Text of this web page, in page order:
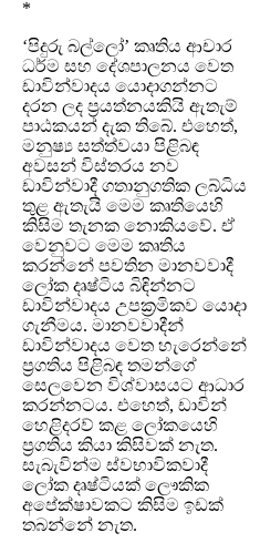
*
‘පිදුරු බල්ලෝ’ කෘතිය ආචාර
ධර්ම සහ දේශපාලනය වෙත
ඩාවින්වාදය යොදාගන්නට
දරන ලද ප්‍රයත්නයකියි ඇතැම්
පාඨකයන් දැක තිබේ. එහෙත්,
මනුෂ්‍ය සත්ත්වයා පිළිබඳ
අවසන් විස්තරය නව
ඩාවින්වාදී ගතානුගතික ලබ්ධිය
තුළ ඇතැයි මෙම කෘතියෙහි
කිසිම තැනක නොකියවේ. ඒ
වෙනුවට මෙම කෘතිය
කරන්නේ පවතින මානවවාදී
ලෝක දෘෂ්ටිය බිඳින්නට
ඩාවින්වාදය උපක්‍රමිකව යොදා
ගැනීමය. මානවවාදීන්
ඩාවින්වාදය වෙත හැරෙන්නේ
ප්‍රගතිය පිළිබඳ තමන්ගේ
සෙලවෙන විශ්වාසයට ආධාර
කරන්නටය. එහෙත්, ඩාවින්
හෙළිදරව් කළ ලෝකයෙහි
ප්‍රගතිය කියා කිසිවක් නැත.
සැබැවින්ම ස්වභාවිකවාදී
ලෝක දෘෂ්ටියක් ලෞකික
අපේක්ෂාවකට කිසිම ඉඩක්
තබන්නේ නැත.